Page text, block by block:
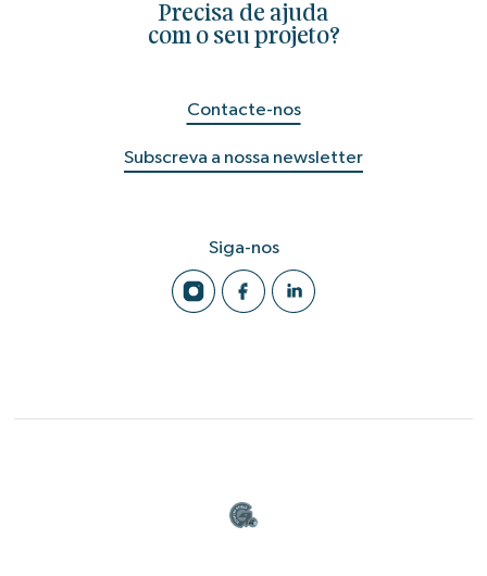
Precisa de ajuda
com o seu projeto?
Contacte-nos
Subscreva a nossa newsletter
Siga-nos